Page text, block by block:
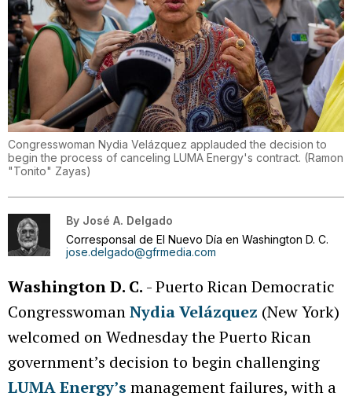
Congresswoman Nydia Velázquez applauded the decision to
begin the process of canceling LUMA Energy's contract. (Ramon
"Tonito" Zayas)
By José A. Delgado
Corresponsal de El Nuevo Día en Washington D. C.
jose.delgado@gfrmedia.com
Washington D. C. - Puerto Rican Democratic
CongresswomanNydia Velázquez (New York)
welcomed on Wednesday the Puerto Rican
government’s decision to begin challenging
LUMA Energy’s management failures, with a